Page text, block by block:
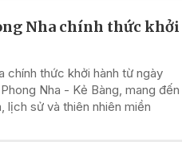
Nha chính thức khởi
chính thức khởi hành từ ngày
Nha - Kẻ Bàng, mang đến
lịch sử và thiên nhiên miền